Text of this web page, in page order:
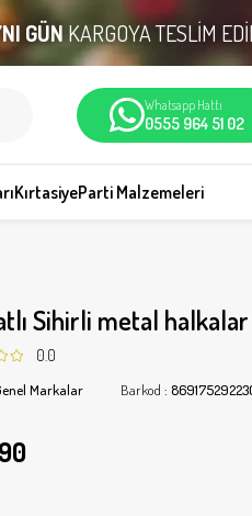
GÜN KARGOYA TESLİM
Whatsapp Hattı
0555 964 51 02
KırtasiyeParti Malzemeleri
Sihirli metal halkalar
0.0
Markalar Barkod :